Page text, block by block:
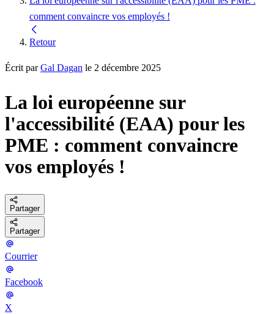
comment convaincre vos employés !
Retour
Écrit parGal Dagan le 2 décembre 2025
La loi européenne sur
l'accessibilité (EAA) pour les
PME : comment convaincre
vos employés !
Partager
Partager
Courrier
Facebook
X